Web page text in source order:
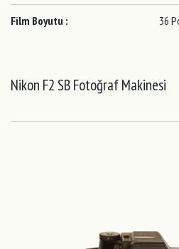
Film Boyutu : 36
Nikon F2 SB Fotoğraf Makinesi